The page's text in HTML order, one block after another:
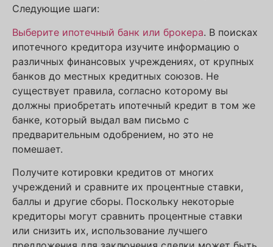
Следующие шаги:
Выберите ипотечный банк или брокера. В поисках
ипотечного кредитора изучите информацию о
различных финансовых учреждениях, от крупных
банков до местных кредитных союзов. Не
существует правила, согласно которому вы
должны приобретать ипотечный кредит в том же
банке, который выдал вам письмо с
предварительным одобрением, но это не
помешает.
Получите котировки кредитов от многих
учреждений и сравните их процентные ставки,
баллы и другие сборы. Поскольку некоторые
кредиторы могут сравнить процентные ставки
или снизить их, использование лучшего